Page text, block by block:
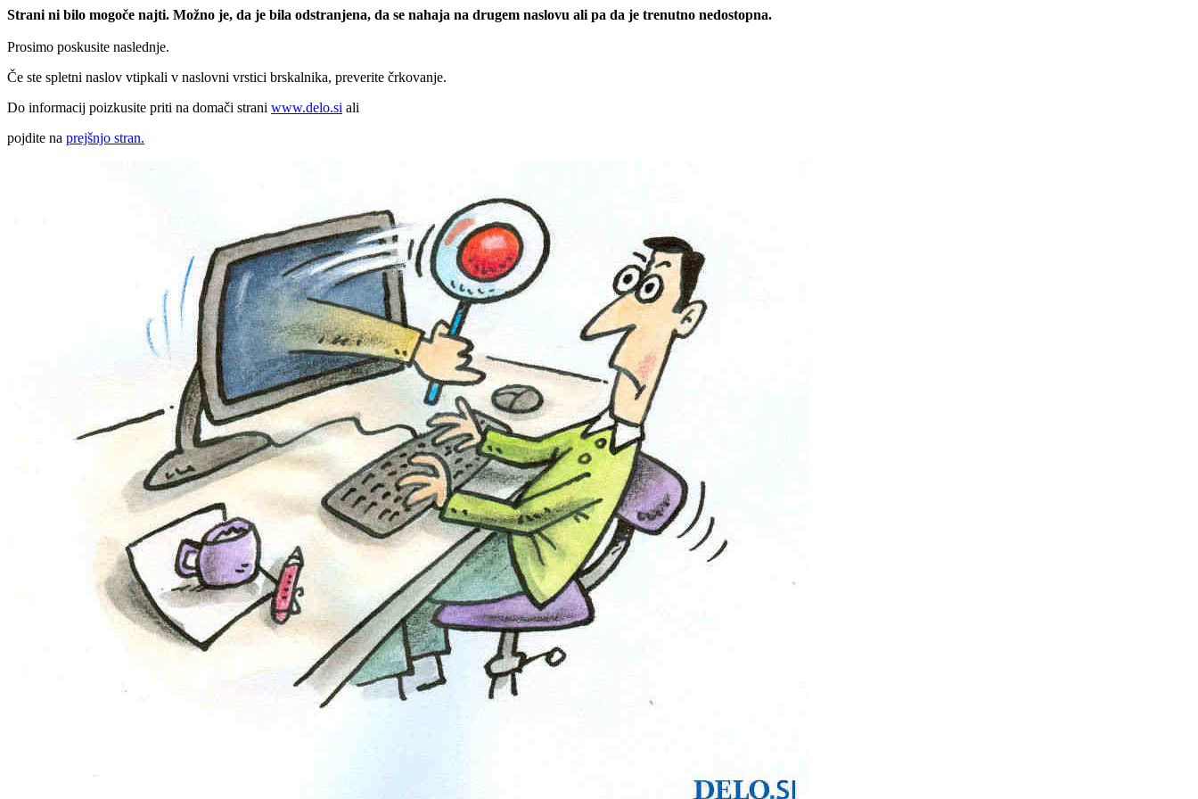
Strani ni bilo mogoče najti. Možno je, da je bila odstranjena, da se nahaja na drugem naslovu ali pa da je trenutno nedostopna.
Prosimo poskusite naslednje.
Če ste spletni naslov vtipkali v naslovni vrstici brskalnika, preverite črkovanje.
Do informacij poizkusite priti na domači strani www.delo.si ali
pojdite na prejšnjo stran.